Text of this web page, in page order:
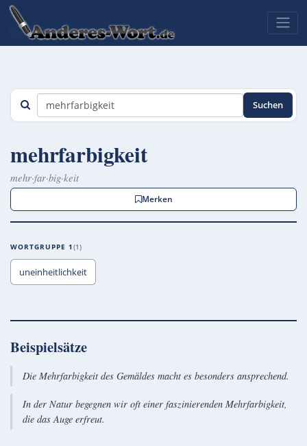
Suchen
mehrfarbigkeit
mehr·far·big·keit
Merken
WORTGRUPPE 1 1
uneinheitlichkeit
Beispielsätze
Die Mehrfarbigkeit des Gemäldes macht es besonders ansprechend.
In der Natur begegnen wir oft einer faszinierenden Mehrfarbigkeit,
die das Auge erfreut.